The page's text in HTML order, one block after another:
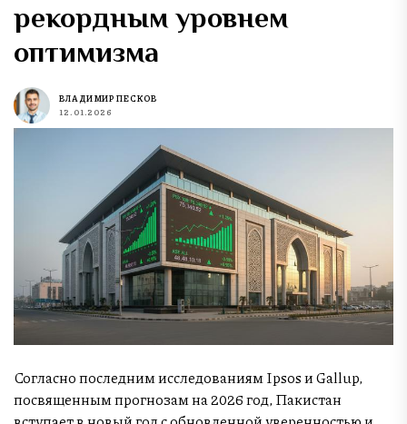
рекордным уровнем
оптимизма
ВЛАДИМИР ПЕСКОВ
12.01.2026
Согласно последним исследованиям Ipsos и Gallup,
посвященным прогнозам на 2026 год, Пакистан